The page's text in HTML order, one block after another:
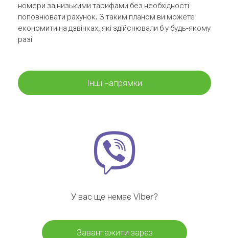
номери за низькими тарифами без необхідності
поповнювати рахунок. З таким планом ви можете
економити на дзвінках, які здійснювали б у будь-якому
разі
Інші напрямки
У вас ще немає Viber?
Завантажити зараз